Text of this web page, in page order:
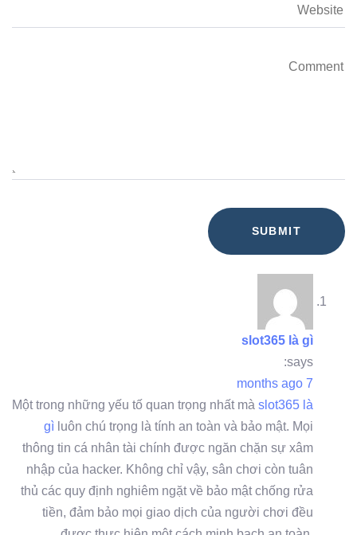
slot365 là gì
says:
7 months ago
Một trong những yếu tố quan trọng nhất mà slot365 là
gì luôn chú trọng là tính an toàn và bảo mật. Mọi
thông tin cá nhân tài chính được ngăn chặn sự xâm
nhập của hacker. Không chỉ vậy, sân chơi còn tuân
thủ các quy định nghiêm ngặt về bảo mật chống rửa
tiền, đảm bảo mọi giao dịch của người chơi đều